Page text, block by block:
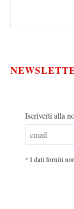
Iscriverti alla
* I dati forniti